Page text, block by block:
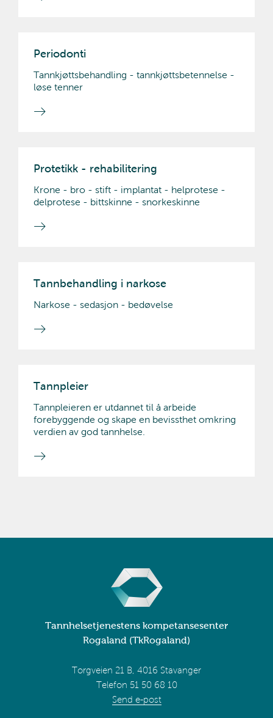
Periodonti
Tannkjøttsbehandling - tannkjøttsbetennelse -
løse tenner
Protetikk - rehabilitering
Krone - bro - stift - implantat - helprotese -
delprotese - bittskinne - snorkeskinne
Tannbehandling i narkose
Narkose - sedasjon - bedøvelse
Tannpleier
Tannpleieren er utdannet til å arbeide
forebyggende og skape en bevissthet omkring
verdien av god tannhelse.
Tannhelsetjenestens kompetansesenter
Rogaland (TkRogaland)
Torgveien 21 B, 4016 Stavanger
Telefon 51 50 68 10
Send e-post